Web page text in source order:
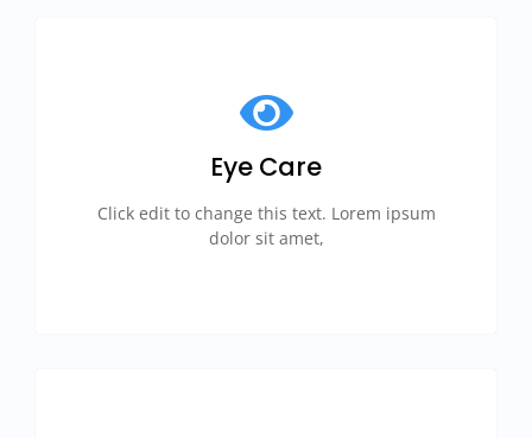
Eye Care
Click edit to change this text. Lorem ipsum
dolor sit amet,